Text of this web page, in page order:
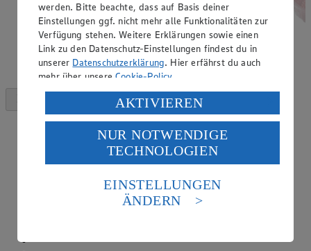
werden. Bitte beachte, dass auf Basis deiner
Einstellungen ggf. nicht mehr alle Funktionalitäten zur
Verfügung stehen. Weitere Erklärungen sowie einen
Link zu den Datenschutz-Einstellungen findest du in
unserer Datenschutzerklärung. Hier erfährst du auch
mehr über unsereCookie-Policy.
Verarbeitung deiner personenbezogenen Daten in den
USA durch Facebook und YouTube:
Wenn du auf „Aktivieren“ klickst, willigst du im Sinne
des Art. 49 Abs. 1 Satz 1 lit. a) DSGVO ein, dass deine
Daten in den USA verarbeitet werden. Der EuGH sieht
die USA als Land mit einem nach europäischen
Standards nicht angemessenen Datenschutzniveau an.
Es besteht das Risiko eines Zugriffs durch US-
Informationen zum Herausgeber der Seite findest du
AKTIVIEREN
NUR NOTWENDIGE
TECHNOLOGIEN
EINSTELLUNGEN
ÄNDERN